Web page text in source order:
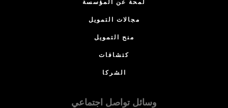
لمحة عن المؤسسة
مجالات التمويل
منح التمويل
كتشافات
الشركا
وسائل تواصل اجتماعي